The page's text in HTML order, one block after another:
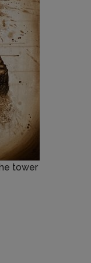
tower